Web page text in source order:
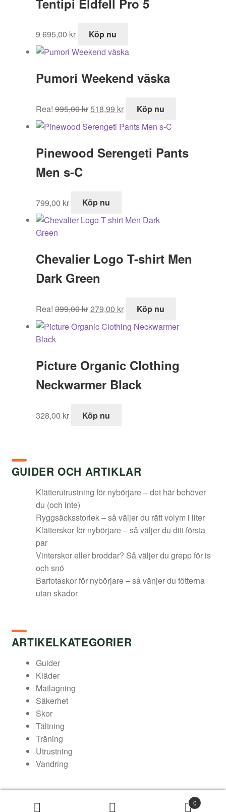
2
1
9 695,00 kr Köp nu
Pumori Weekend väska
Rea! 995,00kr
ursprungliga
priset
995,00 kr.
518,99 kr
nuvarande
priset
518,99 kr.
Köp nu
Pinewood Serengeti Pants
Men s-C
799,00 kr Köp nu
Chevalier Logo T-shirt Men
Dark Green
Rea! 399,00kr
ursprungliga
priset
279,00 kr
nuvarande
priset
Köp nu
Picture Organic Clothing
Neckwarmer Black
328,00 kr Köp nu
GUIDER OCH ARTIKLAR
Klätterutrustning för nybörjare – det här behöver
du (och inte)
Ryggsäcksstorlek – så väljer du rätt volym i liter
Klätterskor för nybörjare – så väljer du ditt första
par
Vinterskor eller broddar? Så väljer du grepp för is
och snö
Barfotaskor för nybörjare – så vänjer du fötterna
utan skador
ARTIKELKATEGORIER
Guider
Kläder
Matlagning
Säkerhet
Skor
Tältning
Träning
Utrustning
Vandring
© Arukimasu – Din friluftsbutik 2026 0